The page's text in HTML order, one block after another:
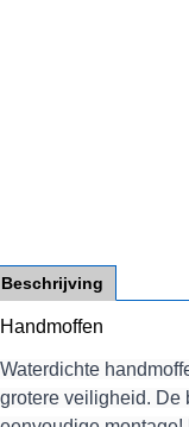
Beschrijving
Handmoffen
Waterdichte
grotere veiligheid. De